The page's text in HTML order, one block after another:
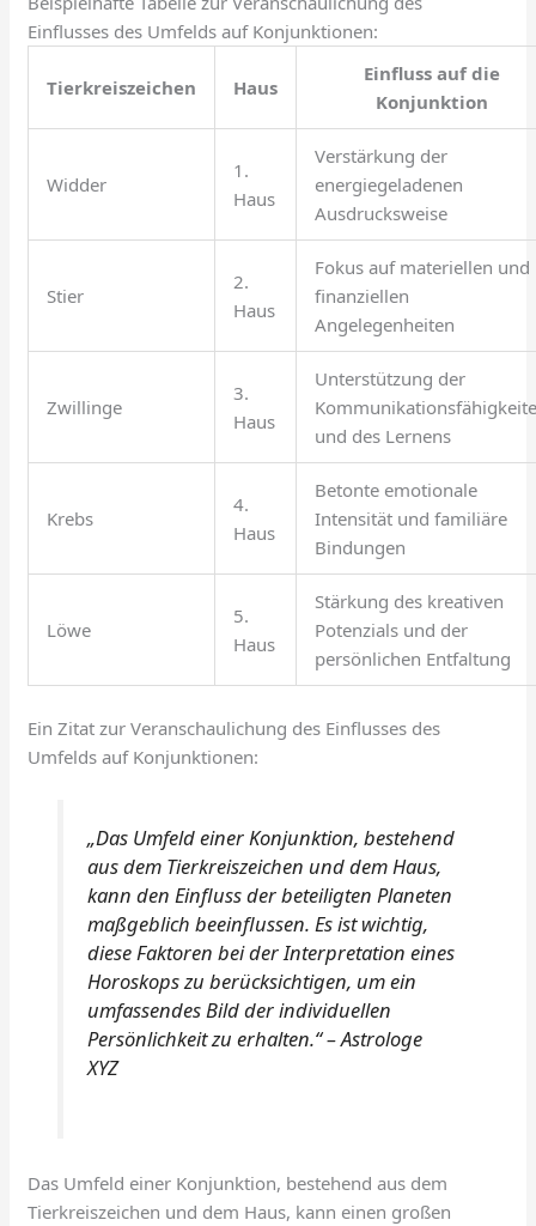
Einflusses des Umfelds auf Konjunktionen:
Tierkreiszeichen Haus
Einfluss auf die
Konjunktion
Widder
1.
Haus
Verstärkung der
energiegeladenen
Ausdrucksweise
Stier
2.
Haus
Fokus auf materiellen und
finanziellen
Angelegenheiten
Zwillinge
3.
Haus
Unterstützung der
und des Lernens
Krebs
4.
Haus
Betonte emotionale
Intensität und familiäre
Bindungen
Löwe
5.
Haus
Stärkung des kreativen
Potenzials und der
persönlichen Entfaltung
Ein Zitat zur Veranschaulichung des Einflusses des
Umfelds auf Konjunktionen:
„Das Umfeld einer Konjunktion, bestehend
aus dem Tierkreiszeichen und dem Haus,
kann den Einfluss der beteiligten Planeten
maßgeblich beeinflussen. Es ist wichtig,
diese Faktoren bei der Interpretation eines
Horoskops zu berücksichtigen, um ein
umfassendes Bild der individuellen
Persönlichkeit zu erhalten.“ – Astrologe
XYZ
Das Umfeld einer Konjunktion, bestehend aus dem
Tierkreiszeichen und dem Haus, kann einen großen